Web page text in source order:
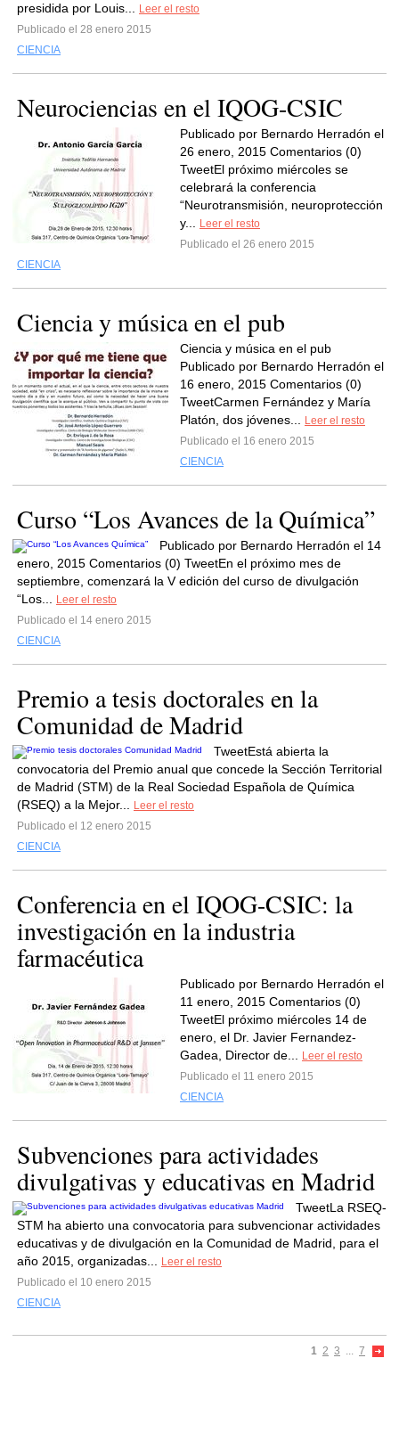
presidida por Louis...
Leer el resto
Publicado el 28 enero 2015
CIENCIA
Neurociencias en el IQOG-CSIC
Publicado por Bernardo Herradón el
26 enero, 2015 Comentarios (0)
TweetEl próximo miércoles se
celebrará la conferencia
“Neurotransmisión, neuroprotección
y...
Leer el resto
Publicado el 26 enero 2015
CIENCIA
Ciencia y música en el pub
Ciencia y música en el pub
Publicado por Bernardo Herradón el
16 enero, 2015 Comentarios (0)
TweetCarmen Fernández y María
Platón, dos jóvenes...
Leer el resto
Publicado el 16 enero 2015
CIENCIA
Curso “Los Avances de la Química”
Publicado por Bernardo Herradón el 14
enero, 2015 Comentarios (0) TweetEn el próximo mes de
septiembre, comenzará la V edición del curso de divulgación
“Los...
Leer el resto
Publicado el 14 enero 2015
CIENCIA
Premio a tesis doctorales en la
Comunidad de Madrid
TweetEstá abierta la
convocatoria del Premio anual que concede la Sección Territorial
de Madrid (STM) de la Real Sociedad Española de Química
(RSEQ) a la Mejor...
Leer el resto
Publicado el 12 enero 2015
CIENCIA
Conferencia en el IQOG-CSIC: la
investigación en la industria
farmacéutica
Publicado por Bernardo Herradón el
11 enero, 2015 Comentarios (0)
TweetEl próximo miércoles 14 de
enero, el Dr. Javier Fernandez-
Gadea, Director de...
Leer el resto
Publicado el 11 enero 2015
CIENCIA
Subvenciones para actividades
divulgativas y educativas en Madrid
TweetLa RSEQ-
STM ha abierto una convocatoria para subvencionar actividades
educativas y de divulgación en la Comunidad de Madrid, para el
año 2015, organizadas...
Leer el resto
Publicado el 10 enero 2015
CIENCIA
1 2 3 ... 7